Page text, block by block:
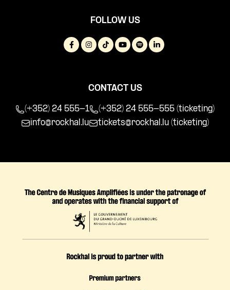
FOLLOW US
CONTACT US
(+352) 24 555-1
(+352) 24 555-555 (ticketing)
info@rockhal.lu
tickets@rockhal.lu (ticketing)